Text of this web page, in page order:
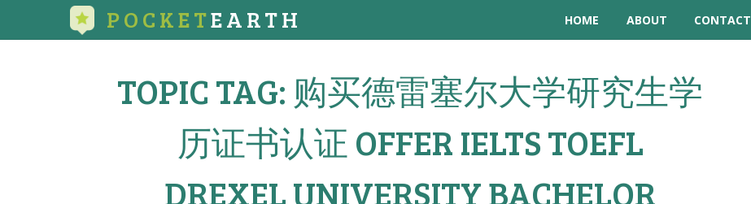
POCKETEARTH HOME ABOUT CONTACT
TOPIC TAG: 购买德雷塞尔大学研究生学
历证书认证 OFFER IELTS TOEFL
DREXEL UNIVERSITY BACHELOR